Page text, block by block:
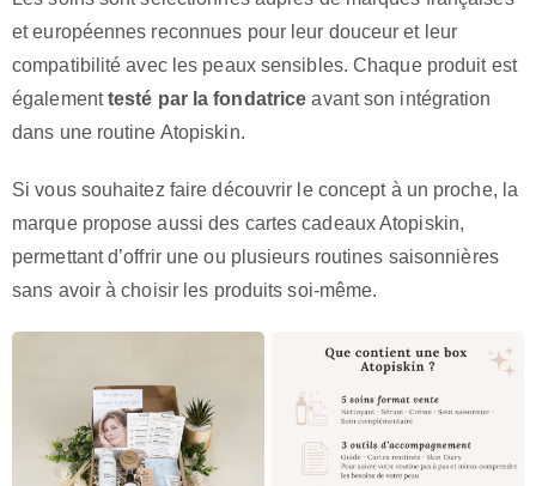
et européennes reconnues pour leur douceur et leur
compatibilité avec les peaux sensibles. Chaque produit est
égalementtesté par la fondatrice avant son intégration
dans une routine Atopiskin.
Si vous souhaitez faire découvrir le concept à un proche, la
marque propose aussi des cartes cadeaux Atopiskin,
permettant d’offrir une ou plusieurs routines saisonnières
sans avoir à choisir les produits soi-même.